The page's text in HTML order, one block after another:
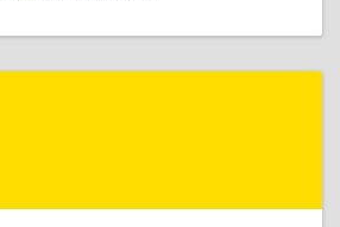
Респ, Ишимбайский р-н,